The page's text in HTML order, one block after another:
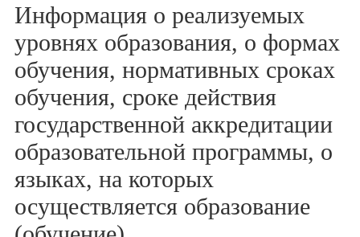
Информация о реализуемых
уровнях образования, о формах
обучения, нормативных сроках
обучения, сроке действия
государственной аккредитации
образовательной программы, о
языках, на которых
осуществляется образование